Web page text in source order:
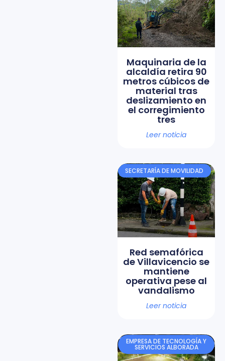
Maquinaria de la
alcaldía retira 90
metros cúbicos de
material tras
deslizamiento en
el corregimiento
tres
Leer noticia
SECRETARÍA DE MOVILIDAD
Red semafórica
de Villavicencio se
mantiene
operativa pese al
vandalismo
Leer noticia
EMPRESA DE TECNOLOGÍA Y
SERVICIOS ALBORADA